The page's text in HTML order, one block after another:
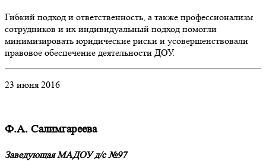
Гибкий подход и ответственность, а также профессионализм
сотрудников и их индивидуальный подход помогли
минимизировать юридические риски и усовершенствовали
правовое обеспечение деятельности ДОУ.
23 июня 2016
Ф.А. Салимгареева
Заведующая МАДОУ д/с №97